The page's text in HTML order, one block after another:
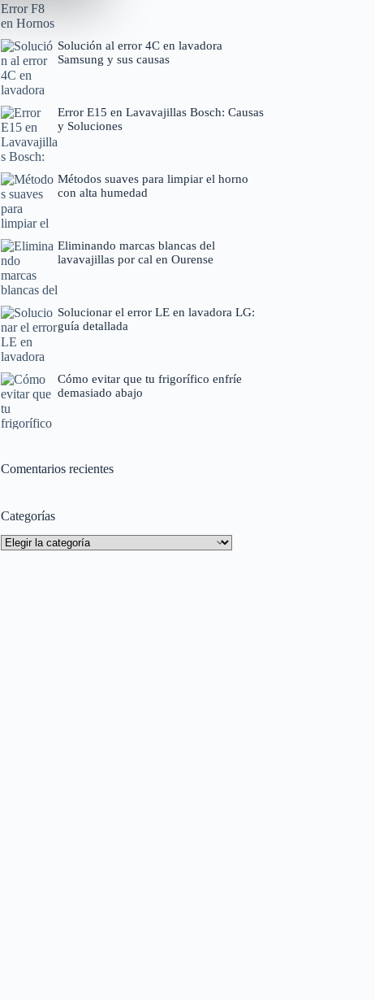
Solución al error 4C en lavadora
Samsung y sus causas
Error E15 en Lavavajillas Bosch: Causas
y Soluciones
Métodos suaves para limpiar el horno
con alta humedad
Eliminando marcas blancas del
lavavajillas por cal en Ourense
Solucionar el error LE en lavadora LG:
guía detallada
Cómo evitar que tu frigorífico enfríe
demasiado abajo
Comentarios recientes
Categorías
Categorías